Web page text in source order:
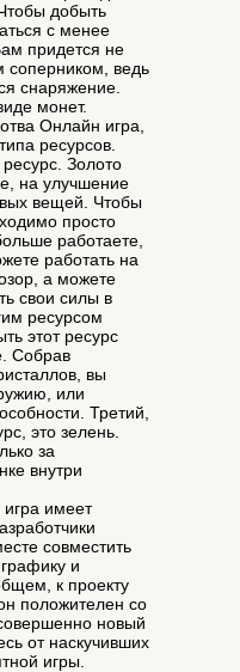
добыть
с менее
придется не
соперником, ведь
снаряжение.
монет.
Онлайн игра,
ресурсов.
Золото
на улучшение
вещей. Чтобы
просто
работаете,
работать на
а можете
свои силы в
ресурсом
этот ресурс
Собрав
вы
или
Третий,
это зелень.
за
внутри
имеет
совместить
и
к проекту
положителен со
новый
от наскучивших
игры.